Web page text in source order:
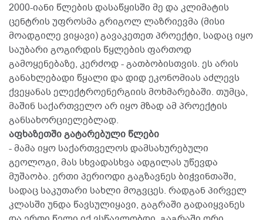
2000-იანი წლების დასაწყისში მე და კლიმატის
ცენტრის უფროსმა გრიგოლ ლაზრიევმა (მისი
მოადგილე ვიყავი) გავაკეთეთ პროექტი, სადაც იყო
საუბარი გოგირდის წყლების ფართოდ
გამოყენებაზე, კერძოდ - გათბობისთვის. ეს არის
განახლებადი წყალი და დიდ ეკონომიას აძლევს
ქვეყანას ელექტროენერგიის მოხმარებაში. თუმცა,
მაშინ საქართველო არ იყო მზად ამ პროექტის
განსახორციელებლად.
აფხაზეთში გატარებული წლები
- მამა იყო საქართველოს დამსახურებული
გეოლოგი, მას სხვადასხვა ადგილას უწევდა
მუშაობა. ერთი პერიოდი გაგზავნეს ბიჭვინთაში,
სადაც საკუთარი სახლი მოგვცეს. რადგან პირველ
კლასში უნდა წავსულიყავი, გაგრაში გადაიყვანეს